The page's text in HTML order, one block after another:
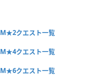
M★2クエスト一覧
M★4クエスト一覧
M★6クエスト一覧